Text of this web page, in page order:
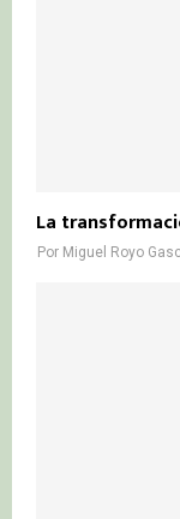
La
Por Miguel Royo